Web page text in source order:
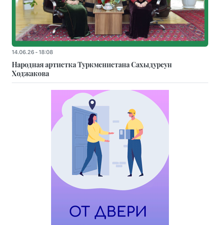
14.06.26 - 18:08
Народная артистка Туркменистана Сахыдурсун
Ходжакова